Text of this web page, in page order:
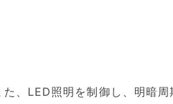
、LED照明を制御し、明暗周